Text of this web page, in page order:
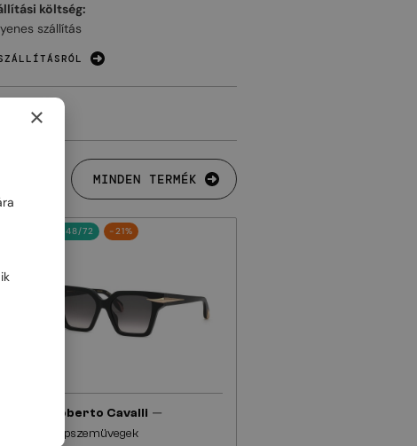
költség:
szállítás
MINDEN TERMÉK
48/72 -21%
Roberto Cavalli —
Napszemüvegek
×